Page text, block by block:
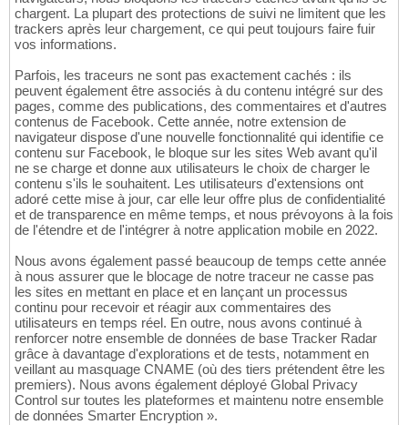
chargent. La plupart des protections de suivi ne limitent que les
trackers après leur chargement, ce qui peut toujours faire fuir
vos informations.
Parfois, les traceurs ne sont pas exactement cachés : ils
peuvent également être associés à du contenu intégré sur des
pages, comme des publications, des commentaires et d'autres
contenus de Facebook. Cette année, notre extension de
navigateur dispose d'une nouvelle fonctionnalité qui identifie ce
contenu sur Facebook, le bloque sur les sites Web avant qu'il
ne se charge et donne aux utilisateurs le choix de charger le
contenu s'ils le souhaitent. Les utilisateurs d'extensions ont
adoré cette mise à jour, car elle leur offre plus de confidentialité
et de transparence en même temps, et nous prévoyons à la fois
de l'étendre et de l'intégrer à notre application mobile en 2022.
Nous avons également passé beaucoup de temps cette année
à nous assurer que le blocage de notre traceur ne casse pas
les sites en mettant en place et en lançant un processus
continu pour recevoir et réagir aux commentaires des
utilisateurs en temps réel. En outre, nous avons continué à
renforcer notre ensemble de données de base Tracker Radar
grâce à davantage d'explorations et de tests, notamment en
veillant au masquage CNAME (où des tiers prétendent être les
premiers). Nous avons également déployé Global Privacy
Control sur toutes les plateformes et maintenu notre ensemble
de données Smarter Encryption ».